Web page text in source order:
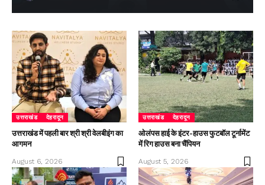
उत्तराखंड देहरादून
उत्तराखंड में पहली बार श्री श्री वेलबीइंग का
आगमन
August 6, 2026
उत्तराखंड देहरादून
ओलंपस हाई के इंटर-हाउस फुटबॉल टूर्नामेंट
में रिग हाउस बना चैंपियन
August 5, 2026